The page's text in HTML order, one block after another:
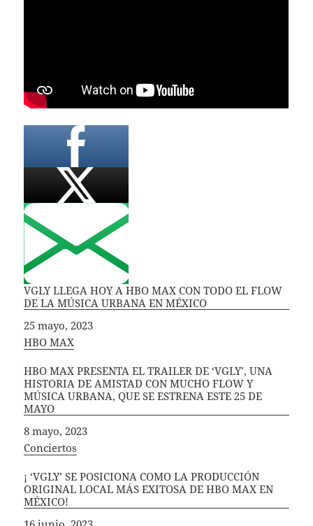
VGLY LLEGA HOY A HBO MAX CON TODO EL FLOW
DE LA MÚSICA URBANA EN MÉXICO
Fecha
25 mayo, 2023
In relation to
HBO MAX
HBO MAX PRESENTA EL TRAILER DE ‘VGLY’, UNA
HISTORIA DE AMISTAD CON MUCHO FLOW Y
MÚSICA URBANA, QUE SE ESTRENA ESTE 25 DE
MAYO
Fecha
8 mayo, 2023
In relation to
Conciertos
¡ ‘VGLY’ SE POSICIONA COMO LA PRODUCCIÓN
ORIGINAL LOCAL MÁS EXITOSA DE HBO MAX EN
MÉXICO!